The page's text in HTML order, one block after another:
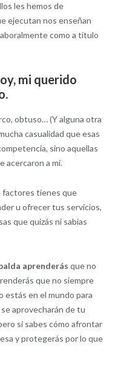
les hemos de
ejecutan nos enseñan
como a título
mi querido
obtuso… (Y alguna otra
casualidad que esas
sino aquellas
acercaron a mí.
factores tienes que
u ofrecer tus servicios,
que quizás ni sabias
aprenderás que no
que no siempre
estás en el mundo para
aprovecharán de tu
si sabes cómo afrontar
y protegerás por lo que